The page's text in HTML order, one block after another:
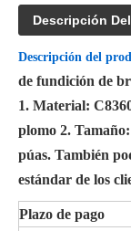
Descripción
Descripción del
de fundición de
1. Material:
plomo 2.
púas. También
estándar de los
Plazo de pago